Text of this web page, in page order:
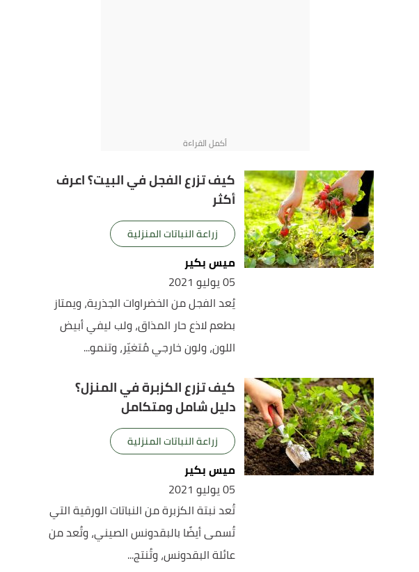
كيف تزرع الفجل في البيت؟ اعرف
أكثر
زراعة النباتات المنزلية
ميس بكير
05 يوليو 2021
يُعد الفجل من الخضراوات الجذرية، ويمتاز
بطعم لاذع حار المذاق، ولب ليفي أبيض
اللون، ولون خارجي مُتغيّر، وتنمو...
كيف تزرع الكزبرة في المنزل؟
دليل شامل ومتكامل
زراعة النباتات المنزلية
ميس بكير
05 يوليو 2021
تُعد نبتة الكزبرة من النباتات الورقية التي
تُسمى أيضًا بالبقدونس الصيني، وتُعد من
عائلة البقدونس، وتُنتج...